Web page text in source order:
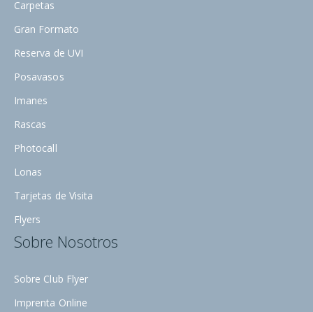
Carpetas
Gran Formato
Reserva de UVI
Posavasos
Imanes
Rascas
Photocall
Lonas
Tarjetas de Visita
Flyers
Sobre Nosotros
Sobre Club Flyer
Imprenta Online